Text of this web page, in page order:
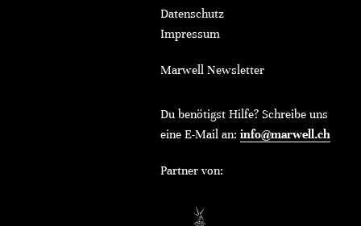
Datenschutz
Impressum
Marwell Newsletter
Du benötigst Hilfe? Schreibe uns
eine E-Mail an: info@marwell.ch
Partner von: